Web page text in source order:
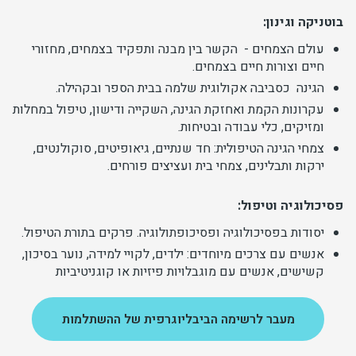
בוטניקה וגינון:
עולם הצמחים - הקשר בין מבנה ותפקיד בצמחים, מחזורי
חיים וצורות חיים בצמחים.
הגינה כסביבה אקולוגית שלמה בבית הספר ובקהילה.
עקרונות הקמת ואחזקת הגינה, השקייה ודישון, טיפול במחלות
ומזיקים, כלי עבודה ובטיחות.
צמחי הגינה הטיפולית: חד שנתיים, גיאופיטים, סוקולנטים,
ירקות ותבלינים, צמחי בית ועציצים פורחים.
פסיכולוגיה וטיפול:
יסודות בפסיכולוגיה ופסיכופתולוגיה. פרקים בתורת הטיפול.
אנשים עם צרכים מיוחדים: ילדים, לקויי למידה, נוער בסיכון,
קשישים, אנשים עם מוגבלויות פיזיות או קוגניטיביות
מעבר לרשימה הביבליוגרפית של ההשתלמות